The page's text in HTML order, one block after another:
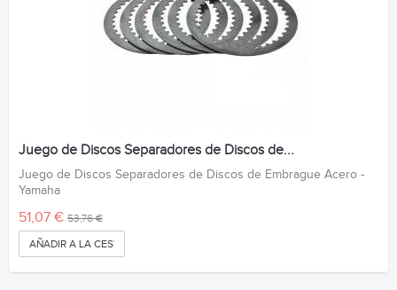
Juego de Discos Separadores de Discos de...
Juego de Discos Separadores de Discos de Embrague Acero -
Yamaha
51,07 € 53,76 €
AÑADIR A LA CESTA